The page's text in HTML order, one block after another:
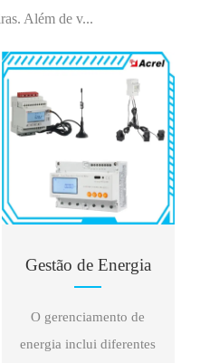
Além de v...
Gestão de Energia
O gerenciamento de
energia inclui diferentes